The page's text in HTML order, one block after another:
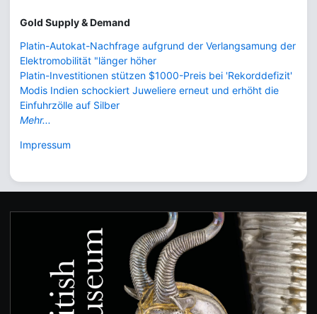
Gold Supply & Demand
Platin-Autokat-Nachfrage aufgrund der Verlangsamung der
Elektromobilität "länger höher
Platin-Investitionen stützen $1000-Preis bei 'Rekorddefizit'
Modis Indien schockiert Juweliere erneut und erhöht die
Einfuhrzölle auf Silber
Mehr...
Impressum